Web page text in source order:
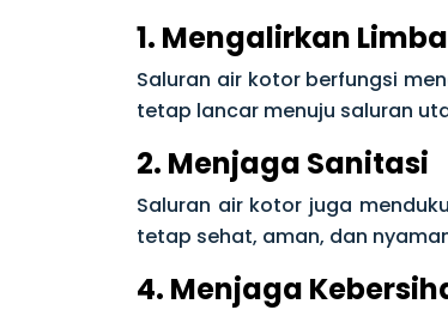
1. Mengalirkan
Saluran air kotor berfungsi
tetap lancar menuju saluran
2. Menjaga Sanitasi
Saluran air kotor juga
tetap sehat, aman, dan
4. Menjaga